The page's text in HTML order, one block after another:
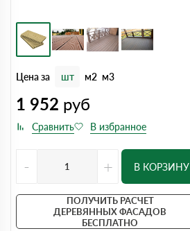
Цена за шт м2 м3
1 952 руб
- + В КОРЗИНУ
ПОЛУЧИТЬ РАСЧЕТ
ДЕРЕВЯННЫХ ФАСАДОВ
БЕСПЛАТНО